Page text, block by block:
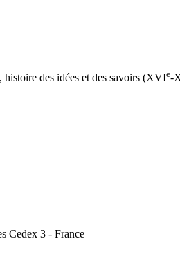
des idées et des savoirs (XVIe-
Cedex 3 - France